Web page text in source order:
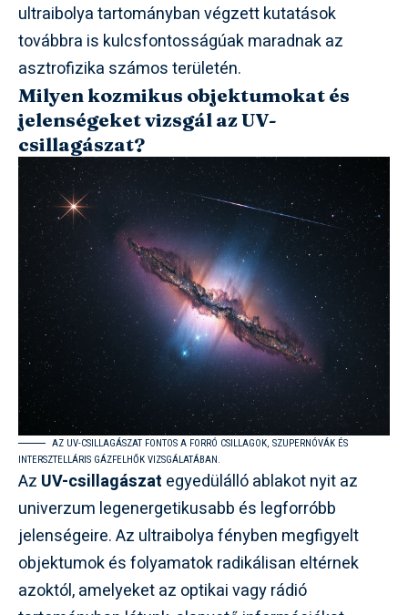
ultraibolya tartományban végzett kutatások
továbbra is kulcsfontosságúak maradnak az
asztrofizika számos területén.
Milyen kozmikus objektumokat és
jelenségeket vizsgál az UV-
csillagászat?
AZ UV-CSILLAGÁSZAT FONTOS A FORRÓ CSILLAGOK, SZUPERNÓVÁK ÉS
INTERSZTELLÁRIS GÁZFELHŐK VIZSGÁLATÁBAN.
Az UV-csillagászat egyedülálló ablakot nyit az
univerzum legenergetikusabb és legforróbb
jelenségeire. Az ultraibolya fényben megfigyelt
objektumok és folyamatok radikálisan eltérnek
azoktól, amelyeket az optikai vagy rádió